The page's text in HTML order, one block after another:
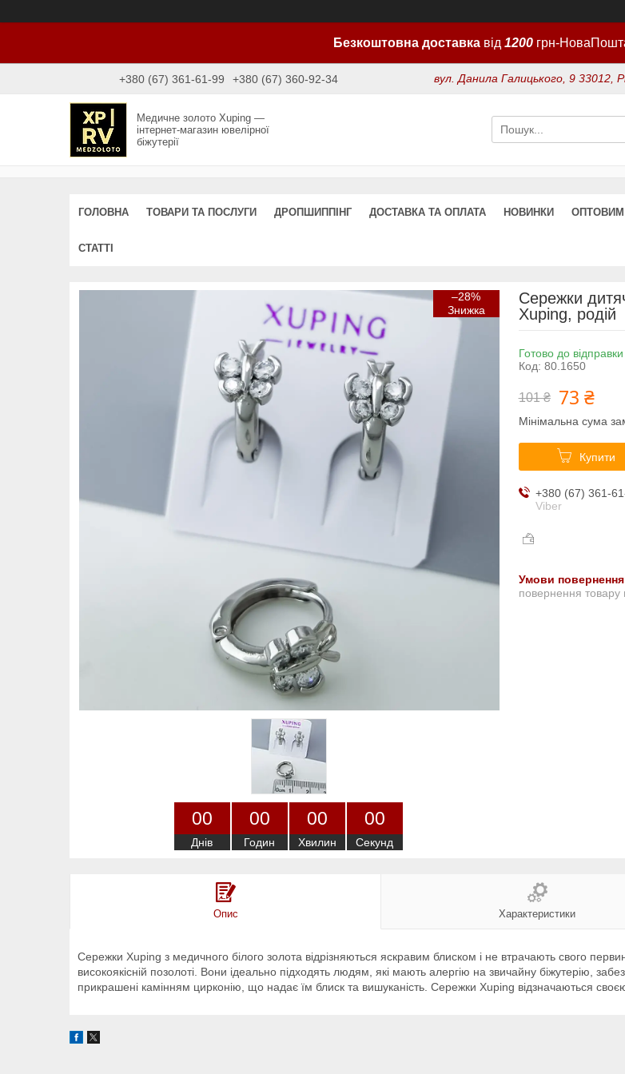
Безкоштовна доставкавід 1200грн-
+380 (67) 361-61-99 +380 (67) 360-92-34 вул. Данила Галицького, 9 33012,
Медичне золото Xuping —
інтернет-магазин ювелірної
біжутерії
ГОЛОВНА ТОВАРИ ТА ПОСЛУГИ ДРОПШИППІНГ ДОСТАВКА ТА ОПЛАТА НОВИНКИ
СТАТТІ
–28%
00
Днів
00
Годин
00
Хвилин
00
Секунд
Сережки
Xuping, родій
Готово до відправки
Код: 80.1650
101 ₴ 73 ₴
Мінімальна сума
Купити
+380 (67) 361-
Viber
повернення товару
Опис Характеристики
Сережки Xuping з медичного білого золота відрізняються яскравим блиском і не втрачають свого
високоякісній позолоті. Вони ідеально підходять людям, які мають алергію на звичайну біжутерію,
прикрашені камінням цирконію, що надає їм блиск та вишуканість. Сережки Xuping відзначаються